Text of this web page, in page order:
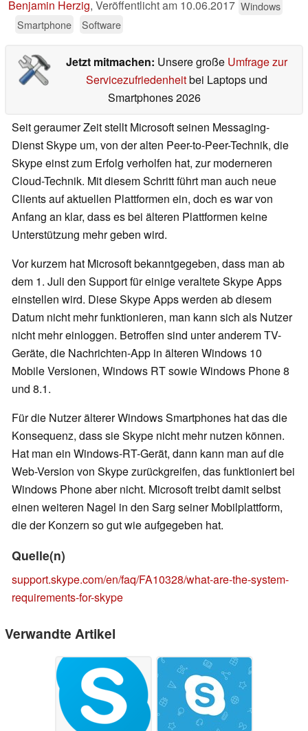
Benjamin Herzig, Veröffentlicht am 10.06.2017 Windows
Smartphone
Software
Jetzt mitmachen: Unsere große Umfrage zur
Servicezufriedenheitbei Laptops und
Smartphones 2026
Seit geraumer Zeit stellt Microsoft seinen Messaging-
Dienst Skype um, von der alten Peer-to-Peer-Technik, die
Skype einst zum Erfolg verholfen hat, zur moderneren
Cloud-Technik. Mit diesem Schritt führt man auch neue
Clients auf aktuellen Plattformen ein, doch es war von
Anfang an klar, dass es bei älteren Plattformen keine
Unterstützung mehr geben wird.
Vor kurzem hat Microsoft bekanntgegeben, dass man ab
dem 1. Juli den Support für einige veraltete Skype Apps
einstellen wird. Diese Skype Apps werden ab diesem
Datum nicht mehr funktionieren, man kann sich als Nutzer
nicht mehr einloggen. Betroffen sind unter anderem TV-
Geräte, die Nachrichten-App in älteren Windows 10
Mobile Versionen, Windows RT sowie Windows Phone 8
und 8.1.
Für die Nutzer älterer Windows Smartphones hat das die
Konsequenz, dass sie Skype nicht mehr nutzen können.
Hat man ein Windows-RT-Gerät, dann kann man auf die
Web-Version von Skype zurückgreifen, das funktioniert bei
Windows Phone aber nicht. Microsoft treibt damit selbst
einen weiteren Nagel in den Sarg seiner Mobilplattform,
die der Konzern so gut wie aufgegeben hat.
Quelle(n)
support.skype.com/en/faq/FA10328/what-are-the-system-
requirements-for-skype
Verwandte Artikel